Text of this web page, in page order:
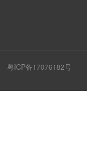
粤ICP备17076182号